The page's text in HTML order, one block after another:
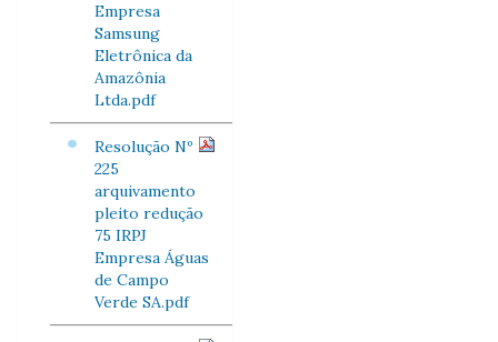
Empresa
Samsung
Eletrônica da
Amazônia
Ltda.pdf
Resolução Nº
225
arquivamento
pleito redução
75 IRPJ
Empresa Águas
de Campo
Verde SA.pdf